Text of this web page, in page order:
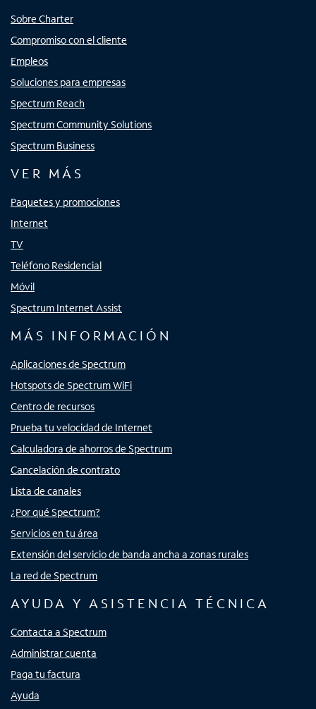
Sobre Charter
Compromiso con el cliente
Empleos
Soluciones para empresas
Spectrum Reach
Spectrum Community Solutions
Spectrum Business
VER MÁS
Paquetes y promociones
Internet
TV
Teléfono Residencial
Móvil
Spectrum Internet Assist
MÁS INFORMACIÓN
Aplicaciones de Spectrum
Hotspots de Spectrum WiFi
Centro de recursos
Prueba tu velocidad de Internet
Calculadora de ahorros de Spectrum
Cancelación de contrato
Lista de canales
¿Por qué Spectrum?
Servicios en tu área
Extensión del servicio de banda ancha a zonas rurales
La red de Spectrum
AYUDA Y ASISTENCIA TÉCNICA
Contacta a Spectrum
Administrar cuenta
Paga tu factura
Ayuda